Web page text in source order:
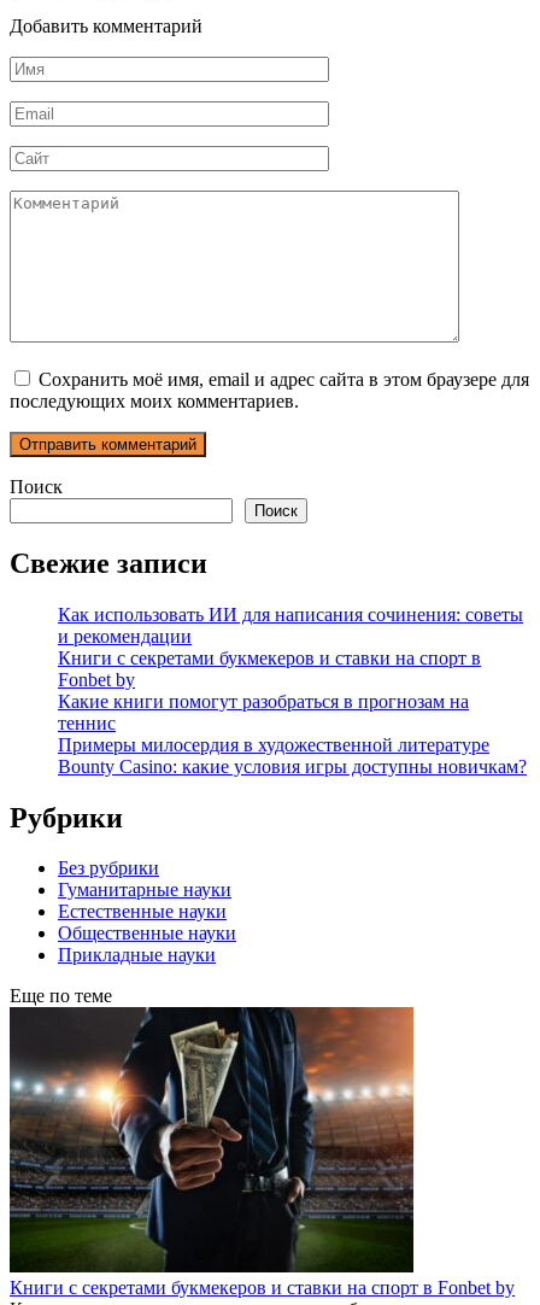
Добавить комментарий
Имя
*
Email
*
Сайт
Комментарий
Сохранить моё имя, email и адрес сайта в этом браузере для
последующих моих комментариев.
Поиск
Поиск
Свежие записи
Как использовать ИИ для написания сочинения: советы
и рекомендации
Книги с секретами букмекеров и ставки на спорт в
Fonbet by
Какие книги помогут разобраться в прогнозам на
теннис
Примеры милосердия в художественной литературе
Bounty Casino: какие условия игры доступны новичкам?
Рубрики
Без рубрики
Гуманитарные науки
Естественные науки
Общественные науки
Прикладные науки
Еще по теме
Книги с секретами букмекеров и ставки на спорт в Fonbet by